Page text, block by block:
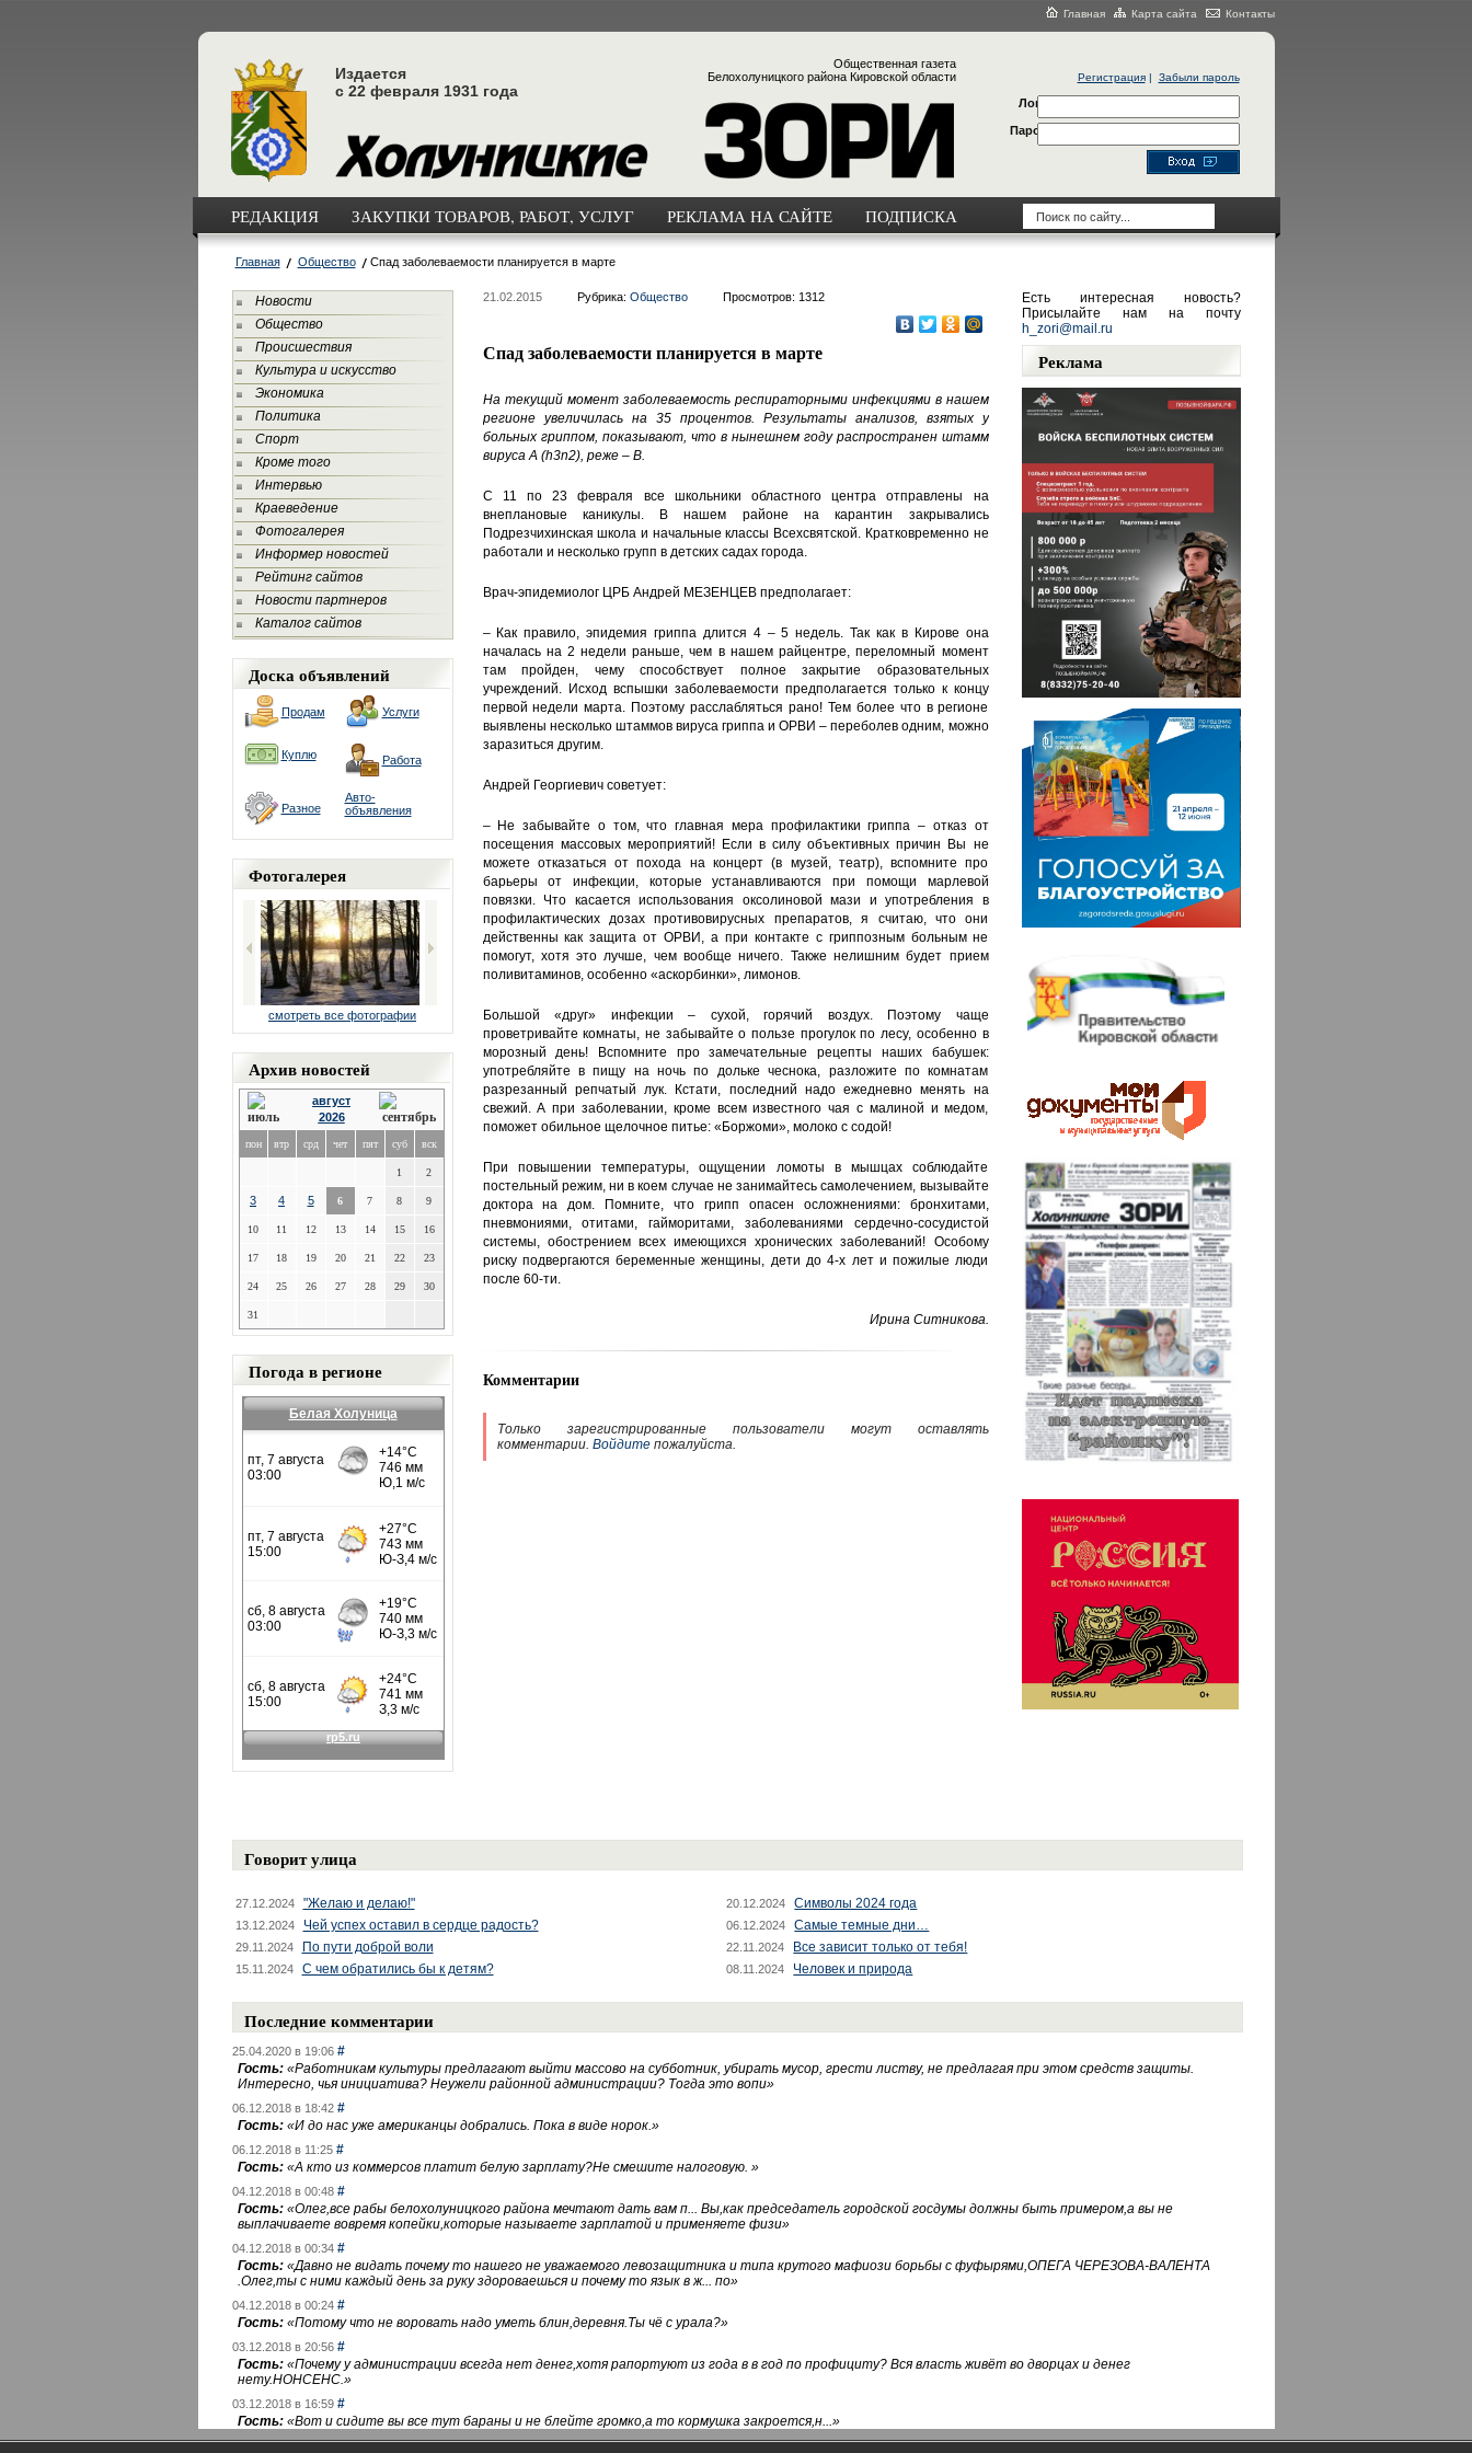
Главная Карта сайта Контакты
Издается
с 22 февраля 1931 года
Общественная газета
Белохолуницкого района Кировской области
Регистрация| Забыли пароль
Логин
Пароль
РЕДАКЦИЯ ЗАКУПКИ ТОВАРОВ, РАБОТ, УСЛУГ РЕКЛАМА НА САЙТЕ ПОДПИСКА
Главная Общество Спад заболеваемости планируется в марте
Новости
Общество
Происшествия
Культура и искусство
Экономика
Политика
Спорт
Кроме того
Интервью
Краеведение
Фотогалерея
Информер новостей
Рейтинг сайтов
Новости партнеров
Каталог сайтов
Доска объявлений
Продам Услуги
Куплю Работа
Разное
Авто-
объявления
Фотогалерея
смотреть все фотографии
Архив новостей
август
2026
пон втр срд чет пят суб вск
1 2
3 4 5 6 7 8 9
10 11 12 13 14 15 16
17 18 19 20 21 22 23
24 25 26 27 28 29 30
31
Погода в регионе
Белая Холуница
21.02.2015 Рубрика: Общество Просмотров: 1312
Спад заболеваемости планируется в марте
На текущий момент заболеваемость респираторными инфекциями в нашем
регионе увеличилась на 35 процентов. Результаты анализов, взятых у
больных гриппом, показывают, что в нынешнем году распространен штамм
вируса А (h3n2), реже – В.
С 11 по 23 февраля все школьники областного центра отправлены на
внеплановые каникулы. В нашем районе на карантин закрывались
Подрезчихинская школа и начальные классы Всехсвятской. Кратковременно не
работали и несколько групп в детских садах города.
Врач-эпидемиолог ЦРБ Андрей МЕЗЕНЦЕВ предполагает:
– Как правило, эпидемия гриппа длится 4 – 5 недель. Так как в Кирове она
началась на 2 недели раньше, чем в нашем райцентре, переломный момент
там пройден, чему способствует полное закрытие образовательных
учреждений. Исход вспышки заболеваемости предполагается только к концу
первой недели марта. Поэтому расслабляться рано! Тем более что в регионе
выявлены несколько штаммов вируса гриппа и ОРВИ – переболев одним, можно
заразиться другим.
Андрей Георгиевич советует:
– Не забывайте о том, что главная мера профилактики гриппа – отказ от
посещения массовых мероприятий! Если в силу объективных причин Вы не
можете отказаться от похода на концерт (в музей, театр), вспомните про
барьеры от инфекции, которые устанавливаются при помощи марлевой
повязки. Что касается использования оксолиновой мази и употребления в
профилактических дозах противовирусных препаратов, я считаю, что они
действенны как защита от ОРВИ, а при контакте с гриппозным больным не
помогут, хотя это лучше, чем вообще ничего. Также нелишним будет прием
поливитаминов, особенно «аскорбинки», лимонов.
Большой «друг» инфекции – сухой, горячий воздух. Поэтому чаще
проветривайте комнаты, не забывайте о пользе прогулок по лесу, особенно в
морозный день! Вспомните про замечательные рецепты наших бабушек:
употребляйте в пищу на ночь по дольке чеснока, разложите по комнатам
разрезанный репчатый лук. Кстати, последний надо ежедневно менять на
свежий. А при заболевании, кроме всем известного чая с малиной и медом,
поможет обильное щелочное питье: «Боржоми», молоко с содой!
При повышении температуры, ощущении ломоты в мышцах соблюдайте
постельный режим, ни в коем случае не занимайтесь самолечением, вызывайте
доктора на дом. Помните, что грипп опасен осложнениями: бронхитами,
пневмониями, отитами, гайморитами, заболеваниями сердечно-сосудистой
системы, обострением всех имеющихся хронических заболеваний! Особому
риску подвергаются беременные женщины, дети до 4-х лет и пожилые люди
после 60-ти.
Ирина Ситникова.
Комментарии
Только зарегистрированные пользователи могут оставлять
комментарии. Войдитепожалуйста.
Есть интересная новость?
Присылайте нам на почту
h_zori@mail.ru
Реклама
Говорит улица
27.12.2024 "Желаю и делаю!" 20.12.2024 Символы 2024 года
13.12.2024 Чей успех оставил в сердце радость? 06.12.2024 Самые темные дни…
29.11.2024 По пути доброй воли 22.11.2024 Все зависит только от тебя!
15.11.2024 С чем обратились бы к детям? 08.11.2024 Человек и природа
Последние комментарии
25.04.2020 в 19:06 #
Гость: «Работникам культуры предлагают выйти массово на субботник, убирать мусор, грести листву, не предлагая при этом средств защиты.
Интересно, чья инициатива? Неужели районной администрации? Тогда это вопи»
06.12.2018 в 18:42 #
Гость: «И до нас уже американцы добрались. Пока в виде норок.»
06.12.2018 в 11:25 #
Гость: «А кто из коммерсов платит белую зарплату?Не смешите налоговую. »
04.12.2018 в 00:48 #
Гость: «Олег,все рабы белохолуницкого района мечтают дать вам п... Вы,как председатель городской госдумы должны быть примером,а вы не
выплачиваете вовремя копейки,которые называете зарплатой и применяете физи»
04.12.2018 в 00:34 #
Гость: «Давно не видать почему то нашего не уважаемого левозащитника и типа крутого мафиози борьбы с фуфырями,ОПЕГА ЧЕРЕЗОВА-ВАЛЕНТА
.Олег,ты с ними каждый день за руку здороваешься и почему то язык в ж... по»
04.12.2018 в 00:24 #
Гость: «Потому что не воровать надо уметь блин,деревня.Ты чё с урала?»
03.12.2018 в 20:56 #
Гость: «Почему у администрации всегда нет денег,хотя рапортуют из года в в год по профициту? Вся власть живёт во дворцах и денег
нету.НОНСЕНС.»
03.12.2018 в 16:59 #
Гость: «Вот и сидите вы все тут бараны и не блейте громко,а то кормушка закроется,н...»